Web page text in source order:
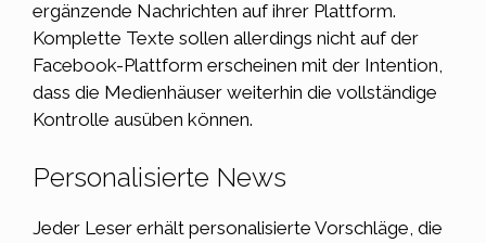
ergänzende Nachrichten auf ihrer Plattform.
Komplette Texte sollen allerdings nicht auf der
Facebook-Plattform erscheinen mit der Intention,
dass die Medienhäuser weiterhin die vollständige
Kontrolle ausüben können.
Personalisierte News
Jeder Leser erhält personalisierte Vorschläge, die